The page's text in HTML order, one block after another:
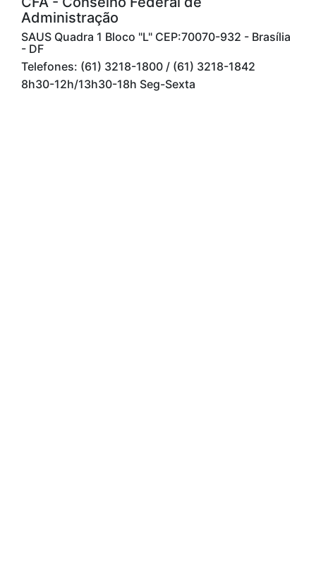
Administração
SAUS Quadra 1 Bloco "L" CEP:70070-932 - Brasília
- DF
Telefones: (61) 3218-1800 / (61) 3218-1842
8h30-12h/13h30-18h Seg-Sexta